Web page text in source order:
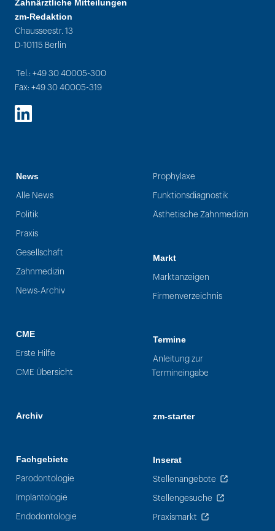
Zahnärztliche Mitteilungen
zm-Redaktion
Chausseestr. 13
D-10115 Berlin
Tel.: +49 30 40005-300
Fax: +49 30 40005-319
LinkedIn
News
Alle News
Politik
Praxis
Gesellschaft
Zahnmedizin
News-Archiv
CME
Erste Hilfe
CME Übersicht
Archiv
Fachgebiete
Parodontologie
Implantologie
Endodontologie
Prophylaxe
Funktionsdiagnostik
Ästhetische Zahnmedizin
Markt
Marktanzeigen
Firmenverzeichnis
Termine
Anleitung zur
Termineingabe
zm-starter
Inserat
Stellenangebote
Stellengesuche
Praxismarkt